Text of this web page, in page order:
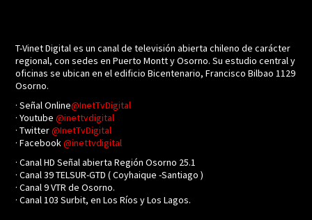
T-Vinet Digital es un canal de televisión abierta chileno de carácter
regional, con sedes en Puerto Montt y Osorno. Su estudio central y
oficinas se ubican en el edificio Bicentenario, Francisco Bilbao 1129
Osorno.
· Señal Online@InetTvDigital
· Youtube@inettvdigital
· Twitter@InetTvDigital
· Facebook@inettvdigital
· Canal HD Señal abierta Región Osorno 25.1
· Canal 39 TELSUR-GTD ( Coyhaique -Santiago )
· Canal 9 VTR de Osorno.
· Canal 103 Surbit, en Los Ríos y Los Lagos.